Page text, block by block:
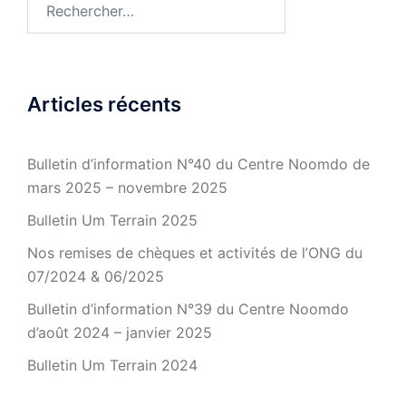
Articles récents
Bulletin d’information N°40 du Centre Noomdo de
mars 2025 – novembre 2025
Bulletin Um Terrain 2025
Nos remises de chèques et activités de l’ONG du
07/2024 & 06/2025
Bulletin d’information N°39 du Centre Noomdo
d’août 2024 – janvier 2025
Bulletin Um Terrain 2024